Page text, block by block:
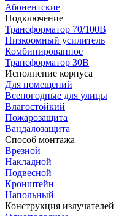
Абонентские
Подключение
Трансформатор 70/100В
Низкоомный усилитель
Комбинированное
Трансформатор 30В
Исполнение корпуса
Для помещений
Всепогодные для улицы
Влагостойкий
Пожарозащита
Вандалозащита
Способ монтажа
Врезной
Накладной
Подвесной
Кронштейн
Напольный
Конструкция излучателей